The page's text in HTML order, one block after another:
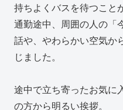
持ちよくバスを待つこと
通勤途中、周囲の人の「
話や、やわらかい空気か
じました。
途中で立ち寄ったお気に
の方から明るい挨拶。